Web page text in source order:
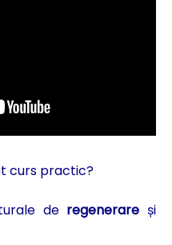
curs practic?
deregenerare și